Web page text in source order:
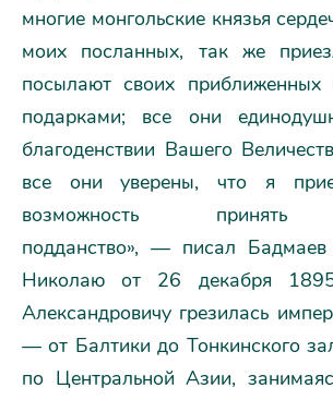
многие монгольские князья
моих посланных, так же
посылают своих
подарками; все они
благоденствии Вашего
все они уверены, что я
возможность принять
подданство», — писал
Николаю от 26 декабря
Александровичу грезилась
— от Балтики до Тонкинского
по Центральной Азии,